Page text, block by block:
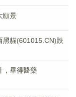
願景
黑貓(601015.CN)跌
，畢得醫藥